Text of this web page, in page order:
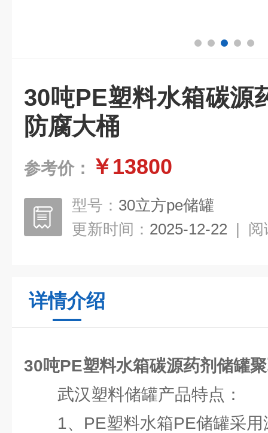
30吨PE塑料水箱碳源
防腐大桶
参考价： ￥13800
型号： 30立方pe储罐
更新时间： 2025-12-22 | 阅
详情介绍
30吨PE塑料水箱碳源药剂储罐
武汉塑料储罐产品特点：
1、PE塑料水箱PE储罐采用